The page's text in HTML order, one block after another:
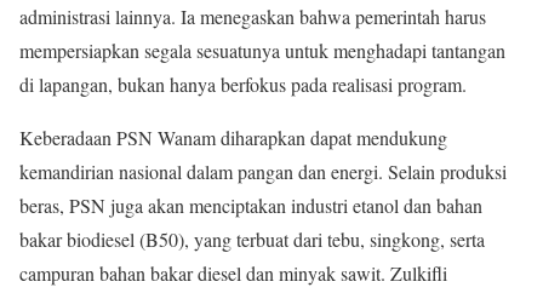
administrasi lainnya. Ia menegaskan bahwa pemerintah harus
mempersiapkan segala sesuatunya untuk menghadapi tantangan
di lapangan, bukan hanya berfokus pada realisasi program.
Keberadaan PSN Wanam diharapkan dapat mendukung
kemandirian nasional dalam pangan dan energi. Selain produksi
beras, PSN juga akan menciptakan industri etanol dan bahan
bakar biodiesel (B50), yang terbuat dari tebu, singkong, serta
campuran bahan bakar diesel dan minyak sawit. Zulkifli